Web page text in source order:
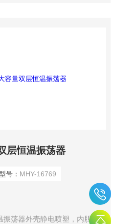
层恒温振荡器
号： MHY-16769
荡器外壳静电喷塑，内胆镜面